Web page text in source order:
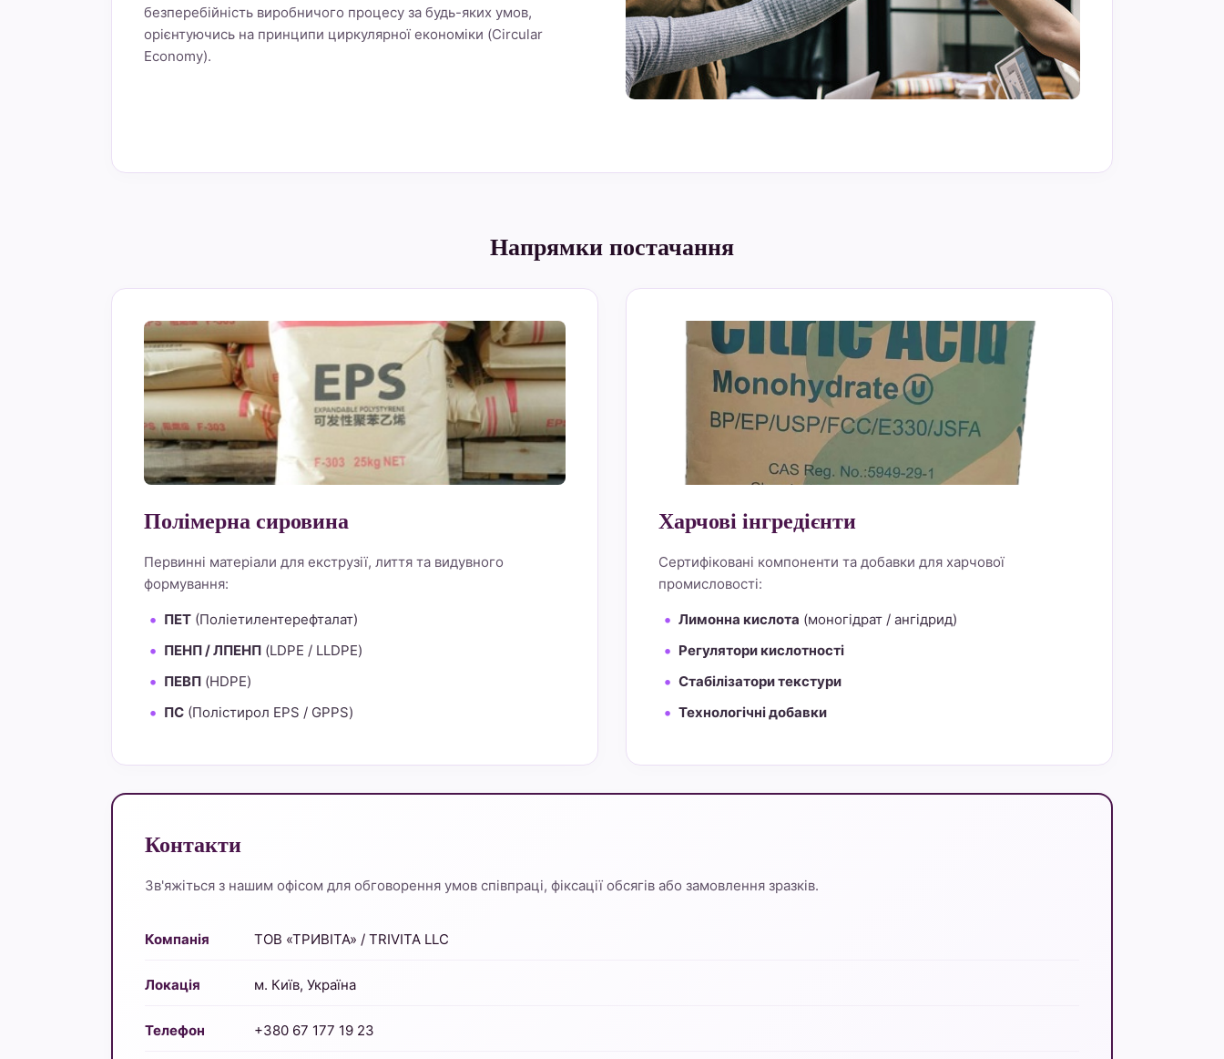
безперебійність виробничого процесу за будь-яких умов,
орієнтуючись на принципи циркулярної економіки (Circular
Economy).
Напрямки постачання
Полімерна сировина
Первинні матеріали для екструзії, лиття та видувного
формування:
ПЕТ (Поліетилентерефталат)
ПЕНП / ЛПЕНП (LDPE / LLDPE)
ПЕВП (HDPE)
ПС (Полістирол EPS / GPPS)
Харчові інгредієнти
Сертифіковані компоненти та добавки для харчової
промисловості:
Лимонна кислота (моногідрат / ангідрид)
Регулятори кислотності
Стабілізатори текстури
Технологічні добавки
Контакти
Зв'яжіться з нашим офісом для обговорення умов співпраці, фіксації обсягів або замовлення зразків.
Компанія ТОВ «ТРИВІТА» / TRIVITA LLC
Локація м. Київ, Україна
Телефон +380 67 177 19 23